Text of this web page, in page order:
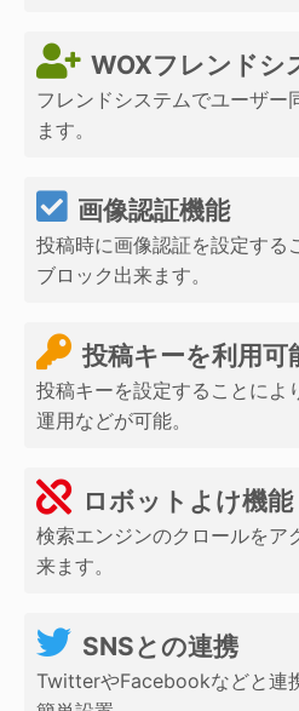
WOXフレンドシ
フレンドシステムでユーザー
ます。
画像認証機能
投稿時に画像認証を設定する
ブロック出来ます。
投稿キーを利用可
投稿キーを設定することによ
運用などが可能。
ロボットよけ機能
検索エンジンのクロールをア
来ます。
SNSとの連携
TwitterやFacebookなどと連